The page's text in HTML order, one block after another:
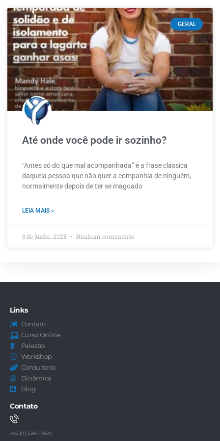
GERAL
Até onde você pode ir sozinho?
“Antes só do que mal acompanhada” é a frase clássica
daquela pessoa que não quer a companhia de ninguém,
normalmente depois de ter se magoado
LEIA MAIS »
3 de junho, 2023 Nenhum comentário
Contato
+55 (11) 3280-3820
Links
Contato
Curso Online
Palestra
Workshop
Consultoria
Dinâmica
Blog